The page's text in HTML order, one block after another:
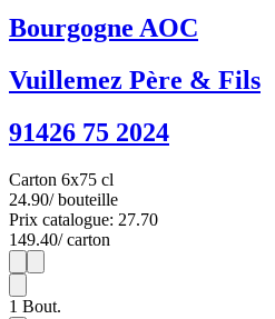
Bourgogne AOC
Vuillemez Père & Fils
91426 75 2024
Carton 6x75 cl
24.90/ bouteille
Prix catalogue: 27.70
149.40/ carton
1
1 Bout.